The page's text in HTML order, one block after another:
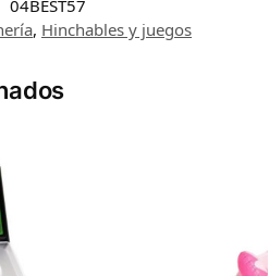
04BEST57
, Hinchables y juegos